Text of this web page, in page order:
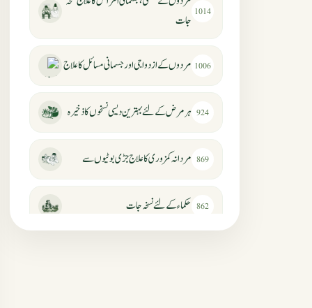
1014
جات
1006 مردوں کے ازدواجی اور جسمانی مسائل کا علاج
924 ہر مرض کے لئے بہترین دیسی نسخوں کا ذخیرہ
869 مردانہ کمزوری کا علاج جڑی بوٹیوں سے
862 حکماء کےلئے نسخہ جات